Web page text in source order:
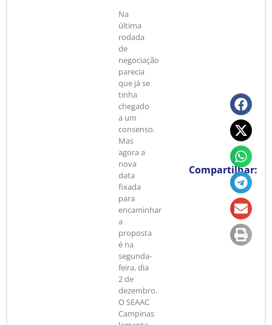
Na
última
rodada
de
negociação
parecia
que já se
tinha
chegado
a um
consenso.
Mas
agora a
nova
data
fixada
para
encaminhar
a
proposta
é na
segunda-
feira, dia
2 de
dezembro.
O SEAAC
Campinas
Compartilhar: